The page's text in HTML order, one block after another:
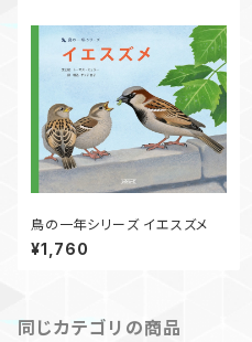
鳥の一年シリーズ イエスズメ
¥1,760
同じカテゴリの商品